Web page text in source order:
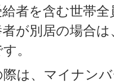
者を含む世帯
が別居の場合
。
は、マイナン